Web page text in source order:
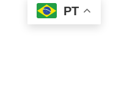
PT